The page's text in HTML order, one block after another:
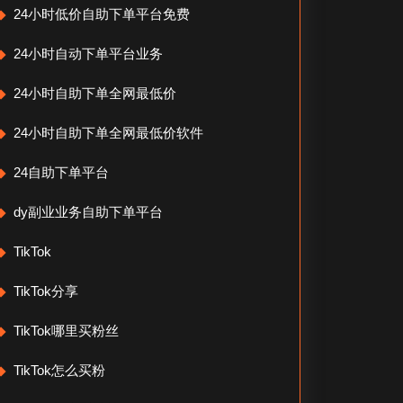
24小时低价自助下单平台免费
24小时自动下单平台业务
24小时自助下单全网最低价
24小时自助下单全网最低价软件
24自助下单平台
dy副业业务自助下单平台
TikTok
TikTok分享
TikTok哪里买粉丝
TikTok怎么买粉